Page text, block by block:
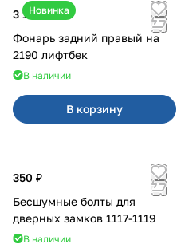
Новинка
3 100 ₽
Фонарь задний правый на
2190 лифтбек
В наличии
В корзину
350 ₽
Бесшумные болты для
дверных замков 1117-1119
В наличии